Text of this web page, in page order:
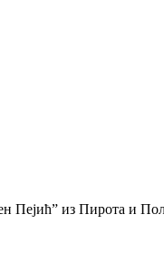
из Пирота и